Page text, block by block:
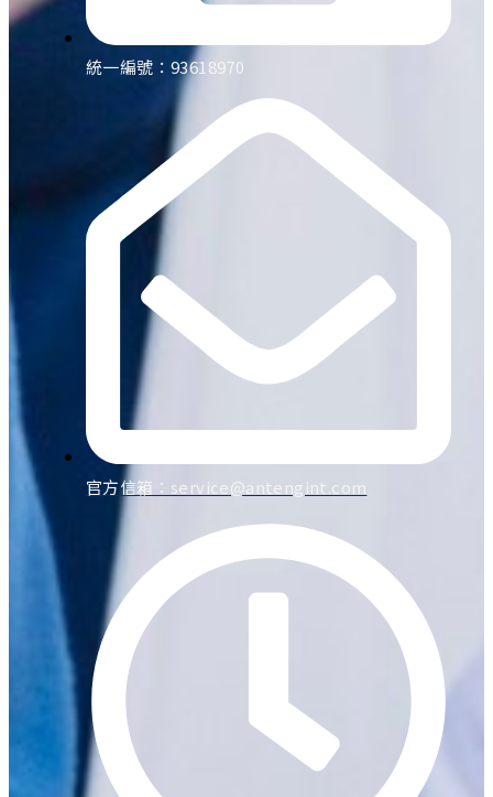
統一編號：93618970
官方信箱： service@antengint.com